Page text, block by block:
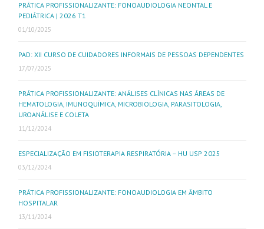
PRÁTICA PROFISSIONALIZANTE: FONOAUDIOLOGIA NEONTAL E
PEDIÁTRICA | 2026 T1
01/10/2025
PAD: XII CURSO DE CUIDADORES INFORMAIS DE PESSOAS DEPENDENTES
17/07/2025
PRÁTICA PROFISSIONALIZANTE: ANÁLISES CLÍNICAS NAS ÁREAS DE
HEMATOLOGIA, IMUNOQUÍMICA, MICROBIOLOGIA, PARASITOLOGIA,
UROANÁLISE E COLETA
11/12/2024
ESPECIALIZAÇÃO EM FISIOTERAPIA RESPIRATÓRIA – HU USP 2025
03/12/2024
PRÁTICA PROFISSIONALIZANTE: FONOAUDIOLOGIA EM ÂMBITO
HOSPITALAR
13/11/2024